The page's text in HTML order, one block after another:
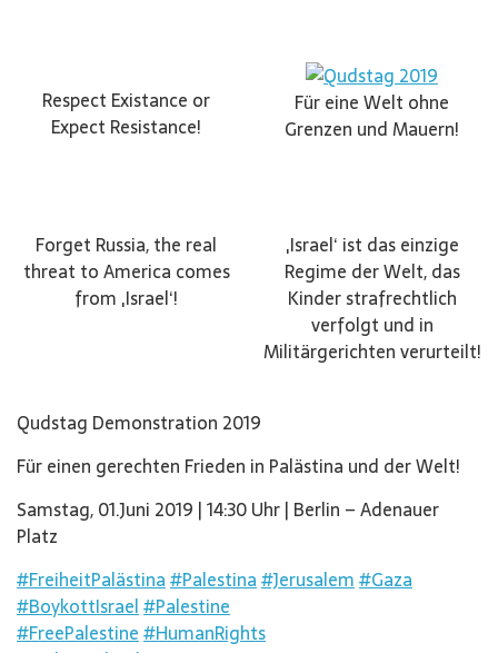
Respect Existance or
Expect Resistance!
Für eine Welt ohne
Grenzen und Mauern!
Forget Russia, the real
threat to America comes
from ‚Israel‘!
‚Israel‘ ist das einzige
Regime der Welt, das
Kinder strafrechtlich
verfolgt und in
Militärgerichten verurteilt!
Qudstag Demonstration 2019
Für einen gerechten Frieden in Palästina und der Welt!
Samstag, 01.Juni 2019 | 14:30 Uhr | Berlin – Adenauer
Platz
#FreiheitPalästina#Palestina#Jerusalem#Gaza
#BoykottIsrael#Palestine
#FreePalestine#HumanRights